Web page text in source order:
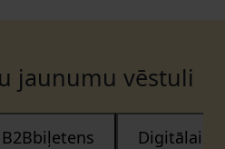
jaunumu vēstuli
B2Bbiļetens Digitālais